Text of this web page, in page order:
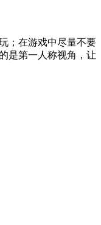
；在游戏中尽量不要
是第一人称视角，让